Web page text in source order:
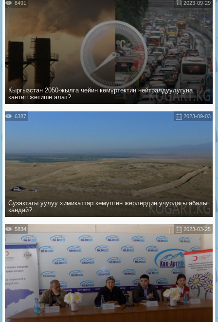
2023-09-29
8491
Кыргызстан 2050-жылга чейин көмүртектин нейтралдуулугуна
кантип жетише алат?
2023-09-03
6387
Сузактагы уулуу химикаттар көмүлгөн жерлердин учурдагы абалы
кандай?
2023-03-25
5834